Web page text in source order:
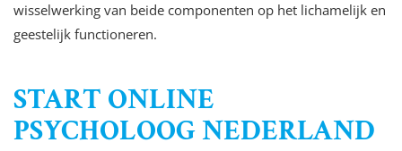
wisselwerking van beide componenten op het lichamelijk en
geestelijk functioneren.
START ONLINE
PSYCHOLOOG NEDERLAND